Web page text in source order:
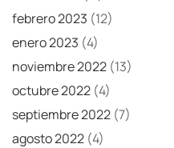
febrero 2023 (12)
enero 2023 (4)
noviembre 2022 (13)
octubre 2022 (4)
septiembre 2022 (7)
agosto 2022 (4)